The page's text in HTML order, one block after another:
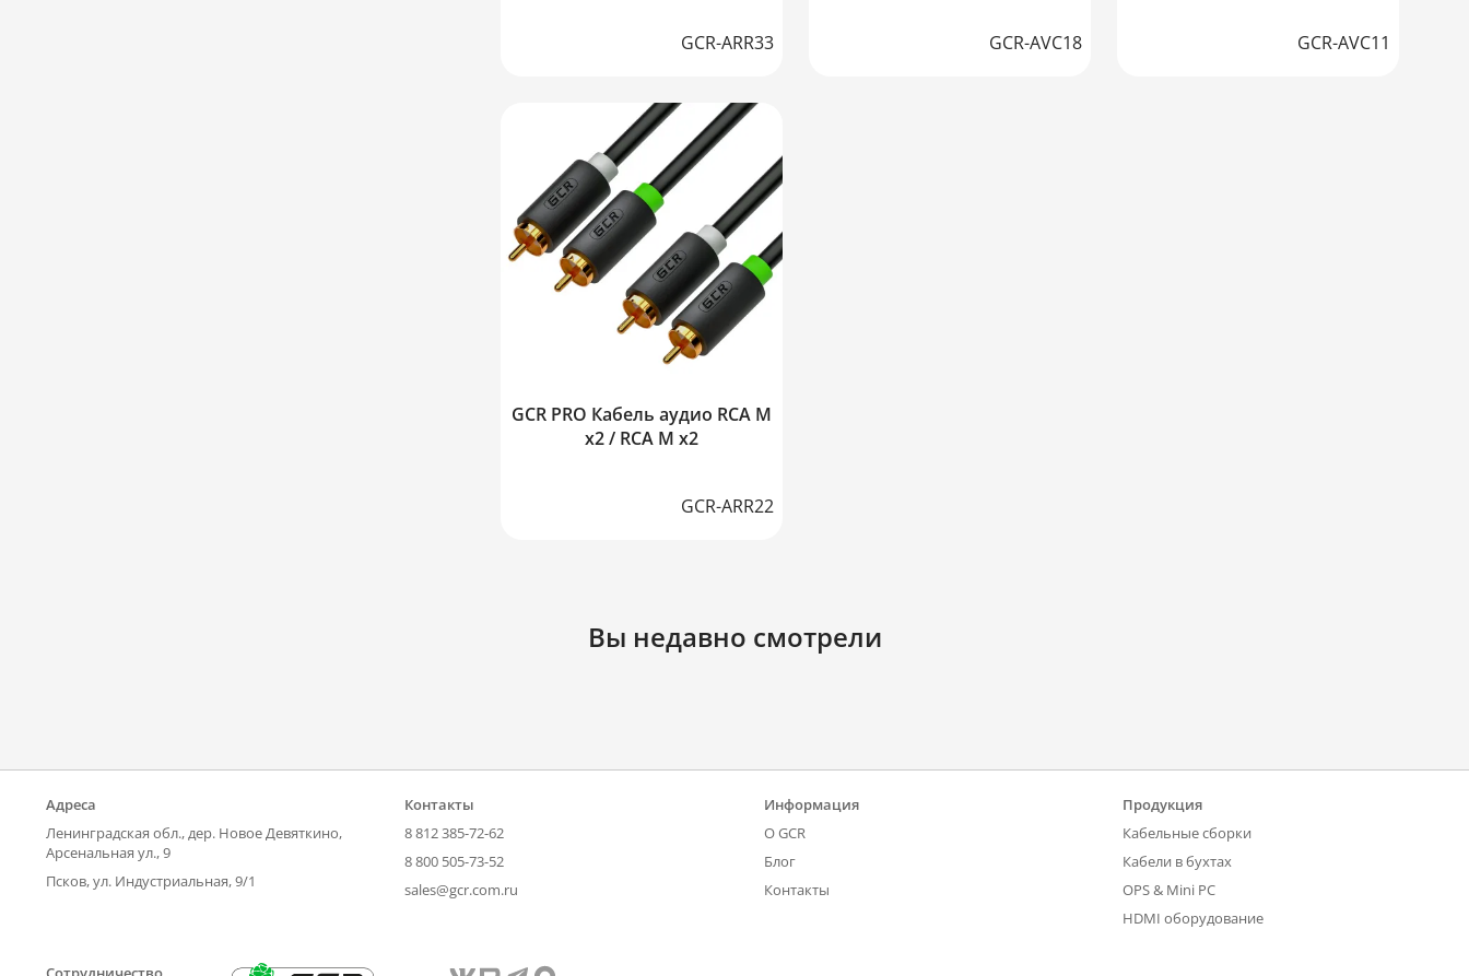
GCR-ARR33 GCR-AVC18 GCR-AVC11
GCR PRO Кабель аудио RCA M
х2 / RCA M х2
GCR-ARR22
Вы недавно смотрели
Адреса
Ленинградская обл., дер. Новое Девяткино,
Арсенальная ул., 9
Псков, ул. Индустриальная, 9/1
Контакты
8 812 385-72-62
8 800 505-73-52
sales@gcr.com.ru
Информация
О GCR
Блог
Контакты
Продукция
Кабельные сборки
Кабели в бухтах
OPS & Mini PC
HDMI оборудование